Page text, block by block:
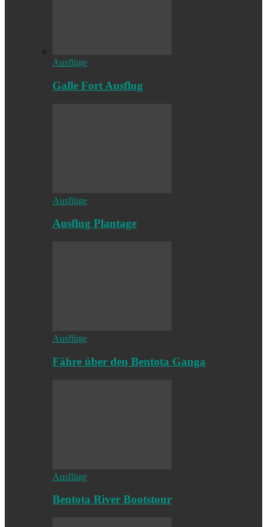
Ausflüge
Galle Fort Ausflug
Ausflüge
Ausflug Plantage
Ausflüge
Fähre über den Bentota Ganga
Ausflüge
Bentota River Bootstour